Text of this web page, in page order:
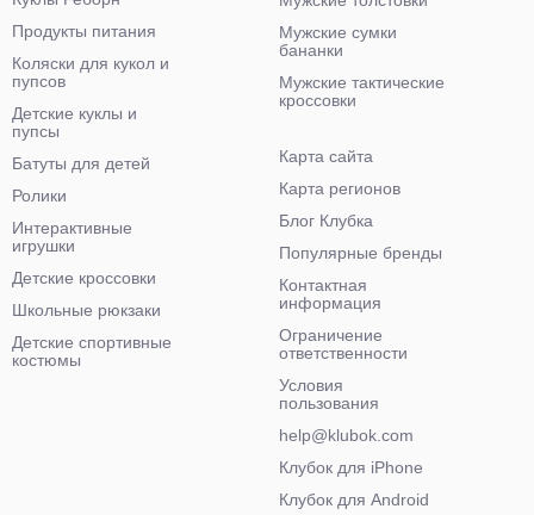
Мужские сумки
бананки
Мужские тактические
кроссовки
Продукты питания
Коляски для кукол и
пупсов
Детские куклы и
пупсы
Батуты для детей
Ролики
Интерактивные
игрушки
Детские кроссовки
Школьные рюкзаки
Детские спортивные
костюмы
Карта сайта
Карта регионов
Блог Клубка
Популярные бренды
Контактная
информация
Ограничение
ответственности
Условия
пользования
help@klubok.com
Клубок для iPhone
Клубок для Android